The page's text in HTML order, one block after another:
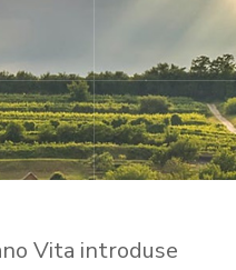
Vita introduse